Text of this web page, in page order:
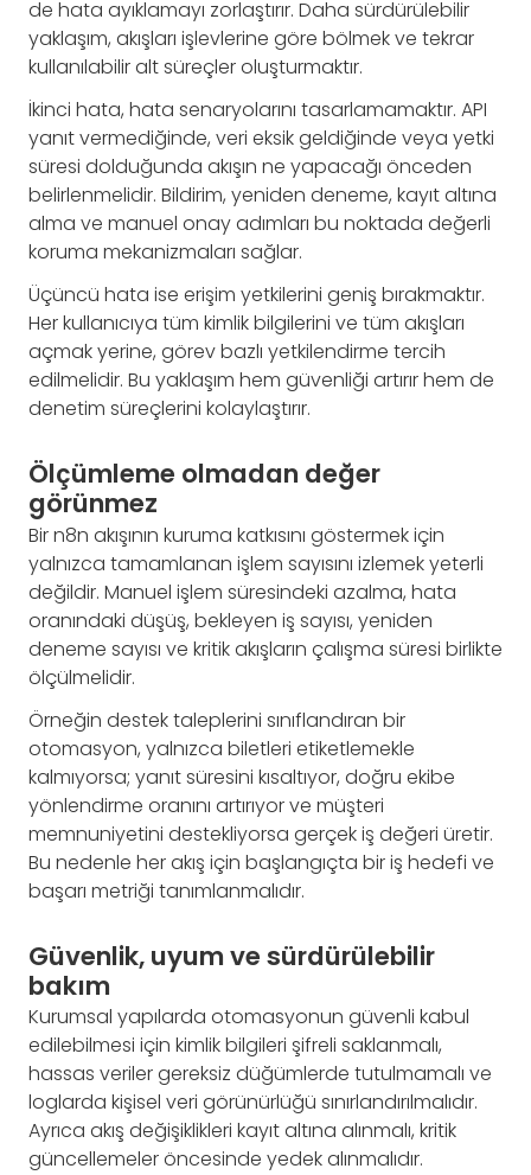
de hata ayıklamayı zorlaştırır. Daha sürdürülebilir
yaklaşım, akışları işlevlerine göre bölmek ve tekrar
kullanılabilir alt süreçler oluşturmaktır.
İkinci hata, hata senaryolarını tasarlamamaktır. API
yanıt vermediğinde, veri eksik geldiğinde veya yetki
süresi dolduğunda akışın ne yapacağı önceden
belirlenmelidir. Bildirim, yeniden deneme, kayıt altına
alma ve manuel onay adımları bu noktada değerli
koruma mekanizmaları sağlar.
Üçüncü hata ise erişim yetkilerini geniş bırakmaktır.
Her kullanıcıya tüm kimlik bilgilerini ve tüm akışları
açmak yerine, görev bazlı yetkilendirme tercih
edilmelidir. Bu yaklaşım hem güvenliği artırır hem de
denetim süreçlerini kolaylaştırır.
Ölçümleme olmadan değer
görünmez
Bir n8n akışının kuruma katkısını göstermek için
yalnızca tamamlanan işlem sayısını izlemek yeterli
değildir. Manuel işlem süresindeki azalma, hata
oranındaki düşüş, bekleyen iş sayısı, yeniden
deneme sayısı ve kritik akışların çalışma süresi birlikte
ölçülmelidir.
Örneğin destek taleplerini sınıflandıran bir
otomasyon, yalnızca biletleri etiketlemekle
kalmıyorsa; yanıt süresini kısaltıyor, doğru ekibe
yönlendirme oranını artırıyor ve müşteri
memnuniyetini destekliyorsa gerçek iş değeri üretir.
Bu nedenle her akış için başlangıçta bir iş hedefi ve
başarı metriği tanımlanmalıdır.
Güvenlik, uyum ve sürdürülebilir
bakım
Kurumsal yapılarda otomasyonun güvenli kabul
edilebilmesi için kimlik bilgileri şifreli saklanmalı,
hassas veriler gereksiz düğümlerde tutulmamalı ve
loglarda kişisel veri görünürlüğü sınırlandırılmalıdır.
Ayrıca akış değişiklikleri kayıt altına alınmalı, kritik
güncellemeler öncesinde yedek alınmalıdır.